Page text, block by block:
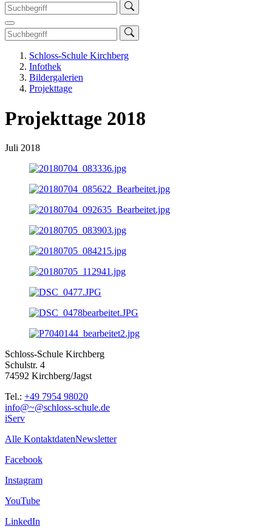
Schloss-Schule Kirchberg
Infothek
Bildergalerien
Projekttage
Projekttage 2018
Juli 2018
Schloss-Schule Kirchberg
Schulstr. 4
74592 Kirchberg/Jagst
Tel.: +49 7954 98020
info@~@schloss-schule.de
iServ
Alle KontaktdatenNewsletter
Facebook
Instagram
YouTube
LinkedIn